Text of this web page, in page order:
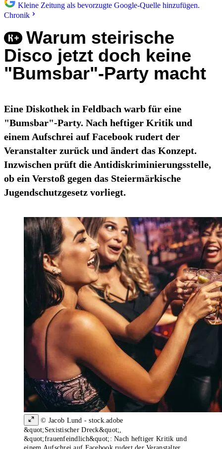
Kleine Zeitung als bevorzugte Google-Quelle hinzufügen.
Chronik
Warum steirische
Disco jetzt doch keine
"Bumsbar"-Party macht
Eine Diskothek in Feldbach warb für eine
"Bumsbar"-Party. Nach heftiger Kritik und
einem Aufschrei auf Facebook rudert der
Veranstalter zurück und ändert das Konzept.
Inzwischen prüft die Antidiskriminierungsstelle,
ob ein Verstoß gegen das Steiermärkische
Jugendschutzgesetz vorliegt.
© Jacob Lund - stock.adobe
&quot;Sexistischer Dreck&quot;,
&quot;frauenfeindlich&quot;: Nach heftiger Kritik und